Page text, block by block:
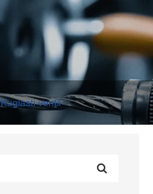
Kuglasti ventil